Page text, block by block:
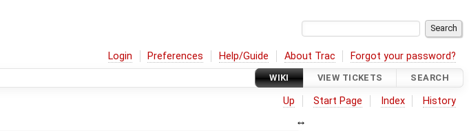
Login Preferences Help/Guide About Trac Forgot your password?
WIKI VIEW TICKETS SEARCH
Up Start Page Index History